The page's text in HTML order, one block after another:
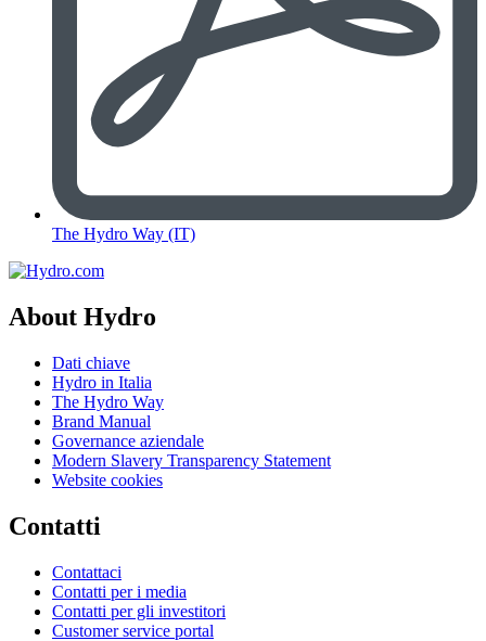
The Hydro Way (IT)
About Hydro
Dati chiave
Hydro in Italia
The Hydro Way
Brand Manual
Governance aziendale
Modern Slavery Transparency Statement
Website cookies
Contatti
Contattaci
Contatti per i media
Contatti per gli investitori
Customer service portal